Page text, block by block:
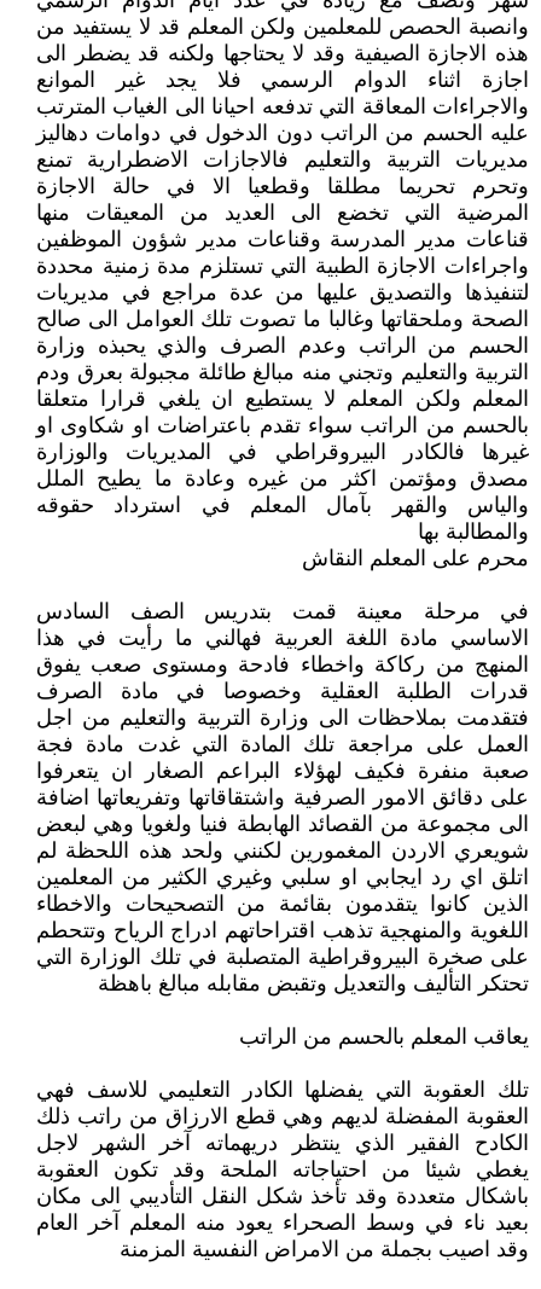
وانصبة الحصص للمعلمين ولكن المعلم قد لا يستفيد من
هذه الاجازة الصيفية وقد لا يحتاجها ولكنه قد يضطر الى
اجازة اثناء الدوام الرسمي فلا يجد غير الموانع
والاجراءات المعاقة التي تدفعه احيانا الى الغياب المترتب
عليه الحسم من الراتب دون الدخول في دوامات دهاليز
مديريات التربية والتعليم فالاجازات الاضطرارية تمنع
وتحرم تحريما مطلقا وقطعيا الا في حالة الاجازة
المرضية التي تخضع الى العديد من المعيقات منها
قناعات مدير المدرسة وقناعات مدير شؤون الموظفين
واجراءات الاجازة الطبية التي تستلزم مدة زمنية محددة
لتنفيذها والتصديق عليها من عدة مراجع في مديريات
الصحة وملحقاتها وغالبا ما تصوت تلك العوامل الى صالح
الحسم من الراتب وعدم الصرف والذي يحبذه وزارة
التربية والتعليم وتجني منه مبالغ طائلة مجبولة بعرق ودم
المعلم ولكن المعلم لا يستطيع ان يلغي قرارا متعلقا
بالحسم من الراتب سواء تقدم باعتراضات او شكاوى او
غيرها فالكادر البيروقراطي في المديريات والوزارة
مصدق ومؤتمن اكثر من غيره وعادة ما يطيح الملل
والياس والقهر بآمال المعلم في استرداد حقوقه
والمطالبة بها
محرم على المعلم النقاش
في مرحلة معينة قمت بتدريس الصف السادس
الاساسي مادة اللغة العربية فهالني ما رأيت في هذا
المنهج من ركاكة واخطاء فادحة ومستوى صعب يفوق
قدرات الطلبة العقلية وخصوصا في مادة الصرف
فتقدمت بملاحظات الى وزارة التربية والتعليم من اجل
العمل على مراجعة تلك المادة التي غدت مادة فجة
صعبة منفرة فكيف لهؤلاء البراعم الصغار ان يتعرفوا
على دقائق الامور الصرفية واشتقاقاتها وتفريعاتها اضافة
الى مجموعة من القصائد الهابطة فنيا ولغويا وهي لبعض
شويعري الاردن المغمورين لكنني ولحد هذه اللحظة لم
اتلق اي رد ايجابي او سلبي وغيري الكثير من المعلمين
الذين كانوا يتقدمون بقائمة من التصحيحات والاخطاء
اللغوية والمنهجية تذهب اقتراحاتهم ادراج الرياح وتتحطم
على صخرة البيروقراطية المتصلبة في تلك الوزارة التي
تحتكر التأليف والتعديل وتقبض مقابله مبالغ باهظة
يعاقب المعلم بالحسم من الراتب
تلك العقوبة التي يفضلها الكادر التعليمي للاسف فهي
العقوبة المفضلة لديهم وهي قطع الارزاق من راتب ذلك
الكادح الفقير الذي ينتظر دريهماته آخر الشهر لاجل
يغطي شيئا من احتياجاته الملحة وقد تكون العقوبة
باشكال متعددة وقد تأخذ شكل النقل التأديبي الى مكان
بعيد ناء في وسط الصحراء يعود منه المعلم آخر العام
وقد اصيب بجملة من الامراض النفسية المزمنة